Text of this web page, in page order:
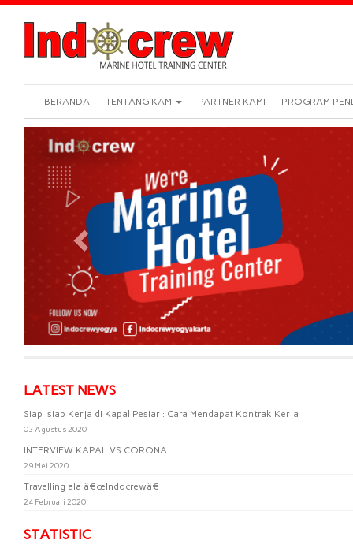
BERANDA TENTANG KAMI PARTNER KAMI PROGRAM
Previous
LATEST NEWS
Siap-siap Kerja di Kapal Pesiar : Cara Mendapat Kontrak Kerja
03 Agustus 2020
INTERVIEW KAPAL VS CORONA
29 Mei 2020
Travelling ala â€œIndocrewâ€
24 Februari 2020
STATISTIC